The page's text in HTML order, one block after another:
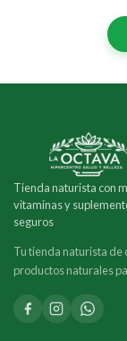
Tienda naturista con
vitaminas y
seguros
Tu tienda naturista de
productos naturales